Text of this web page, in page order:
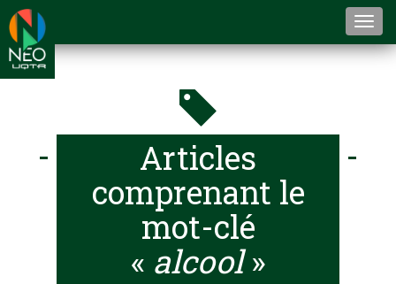
Articles
comprenant le
mot-clé
« alcool»